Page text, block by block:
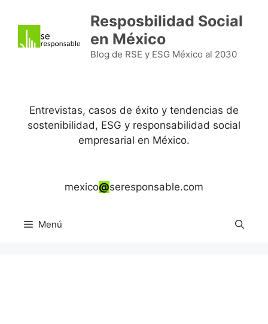
contenido
Resposbilidad Social
en México
Blog de RSE y ESG México al 2030
Entrevistas, casos de éxito y tendencias de
sostenibilidad, ESG y responsabilidad social
empresarial en México.
mexico@seresponsable.com
Menú